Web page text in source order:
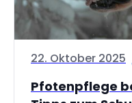
22. Oktober 2025
Pfotenpflege